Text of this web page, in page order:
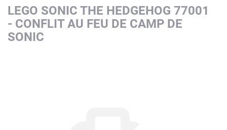
LEGO SONIC THE HEDGEHOG 77001
- CONFLIT AU FEU DE CAMP DE
SONIC